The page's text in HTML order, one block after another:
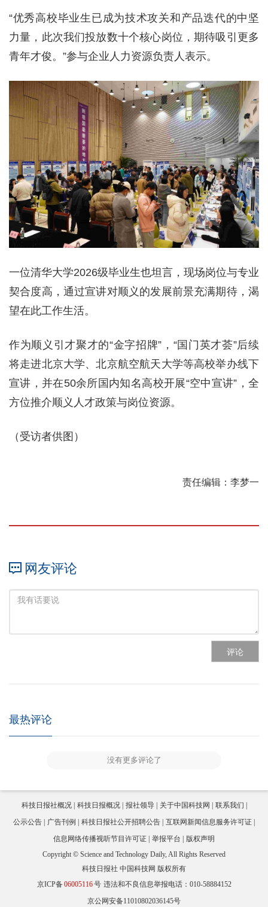
“优秀高校毕业生已成为技术攻关和产品迭代的中坚
力量，此次我们投放数十个核心岗位，期待吸引更多
青年才俊。”参与企业人力资源负责人表示。
一位清华大学2026级毕业生也坦言，现场岗位与专业
契合度高，通过宣讲对顺义的发展前景充满期待，渴
望在此工作生活。
作为顺义引才聚才的“金字招牌”，“国门英才荟”后续
将走进北京大学、北京航空航天大学等高校举办线下
宣讲，并在50余所国内知名高校开展“空中宣讲”，全
方位推介顺义人才政策与岗位资源。
（受访者供图）
责任编辑：李梦一
网友评论
评论
最热评论
没有更多评论了
科技日报社概况 科技日报概况 报社领导 关于中国科技网
联系我们
公示公告
广告刊例 科技日报社公开招聘公告
互联网新闻信息服务许可证
信息网络传播视听节目许可证
举报平台
版权声明
Copyright © Science and Technology Daily, All Rights Reserved
科技日报社 中国科技网 版权所有
京ICP备06005116号 违法和不良信息举报电话：010-58884152
京公网安备11010802036145号